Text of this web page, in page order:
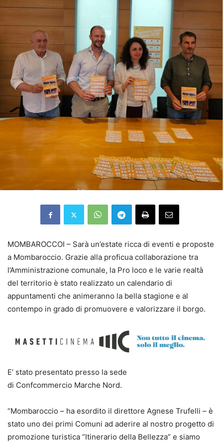
MOMBAROCCOI – Sarà un’estate ricca di eventi e proposte
a Mombaroccio. Grazie alla proficua collaborazione tra
l’Amministrazione comunale, la Pro loco e le varie realtà
del territorio è stato realizzato un calendario di
appuntamenti che animeranno la bella stagione e al
contempo in grado di promuovere e valorizzare il borgo.
E’ stato presentato presso la sede
di Confcommercio Marche Nord.
“Mombaroccio – ha esordito il direttore Agnese Trufelli – è
stato uno dei primi Comuni ad aderire al nostro progetto di
promozione turistica “Itinerario della Bellezza” e siamo